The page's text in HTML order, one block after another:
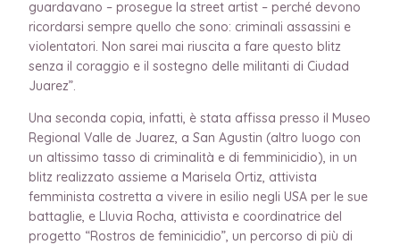
guardavano – prosegue la street artist – perché devono
ricordarsi sempre quello che sono: criminali assassini e
violentatori. Non sarei mai riuscita a fare questo blitz
senza il coraggio e il sostegno delle militanti di Ciudad
Juarez”.
Una seconda copia, infatti, è stata affissa presso il Museo
Regional Valle de Juarez, a San Agustin (altro luogo con
un altissimo tasso di criminalità e di femminicidio), in un
blitz realizzato assieme a Marisela Ortiz, attivista
femminista costretta a vivere in esilio negli USA per le sue
battaglie, e Lluvia Rocha, attivista e coordinatrice del
progetto “Rostros de feminicidio”, un percorso di più di